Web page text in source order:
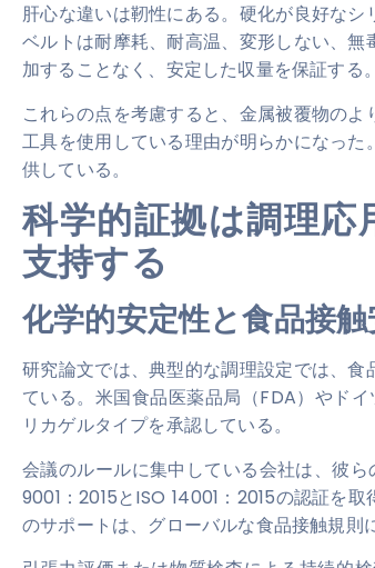
肝心な違いは靭性にある。硬化が良好な
ベルトは耐摩耗、耐高温、変形しない、
加することなく、安定した収量を保証する。
これらの点を考慮すると、金属被覆物の
工具を使用している理由が明らかになっ
供している。
科学的証拠は調理
支持する
化学的安定性と食品接
研究論文では、典型的な調理設定では、
ている。米国食品医薬品局（FDA）やド
リカゲルタイプを承認している。
会議のルールに集中している会社は、彼
9001：2015とISO 14001：2015の認証を
のサポートは、グローバルな食品接触規則